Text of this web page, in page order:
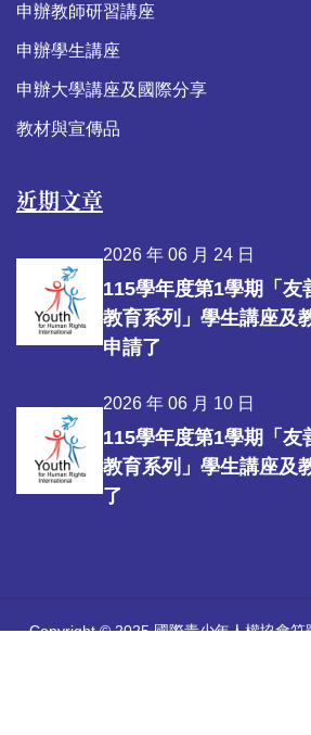
申辦教師研習講座
申辦學生講座
申辦大學講座及國際分享
教材與宣傳品
近期文章
2026 年 06 月 24 日
115學年度第1學期「友
教育系列」學生講座及
申請了
2026 年 06 月 10 日
115學年度第1學期「友
教育系列」學生講座及
了
Copyright © 2025 國際青少年人權協會符